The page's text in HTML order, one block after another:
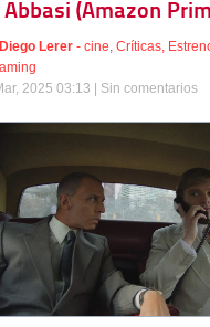
Abbasi (Amazon
Diego Lerer - cine, Críticas,
2025 03:13 | Sin comentarios